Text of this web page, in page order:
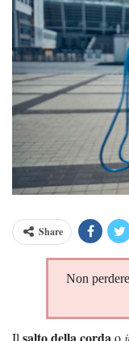
Share
Non
Il salto della cordao